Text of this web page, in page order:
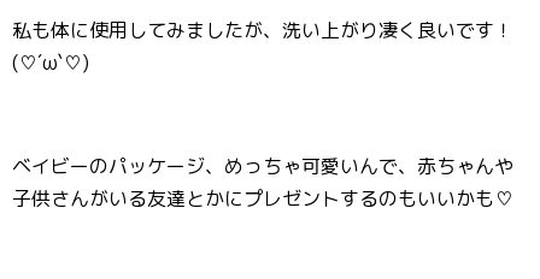
私も体に使用してみましたが、洗い上がり凄く良いです！
(♡´ω`♡)
ベイビーのパッケージ、めっちゃ可愛いんで、赤ちゃんや
子供さんがいる友達とかにプレゼントするのもいいかも♡